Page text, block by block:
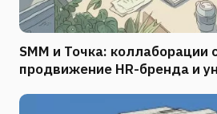
SMM и Точка: коллаборации
продвижение HR-бренда и